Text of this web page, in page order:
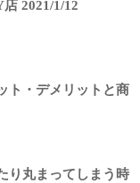
2021/1/12
ト・デメリットと商
り丸まってしまう時